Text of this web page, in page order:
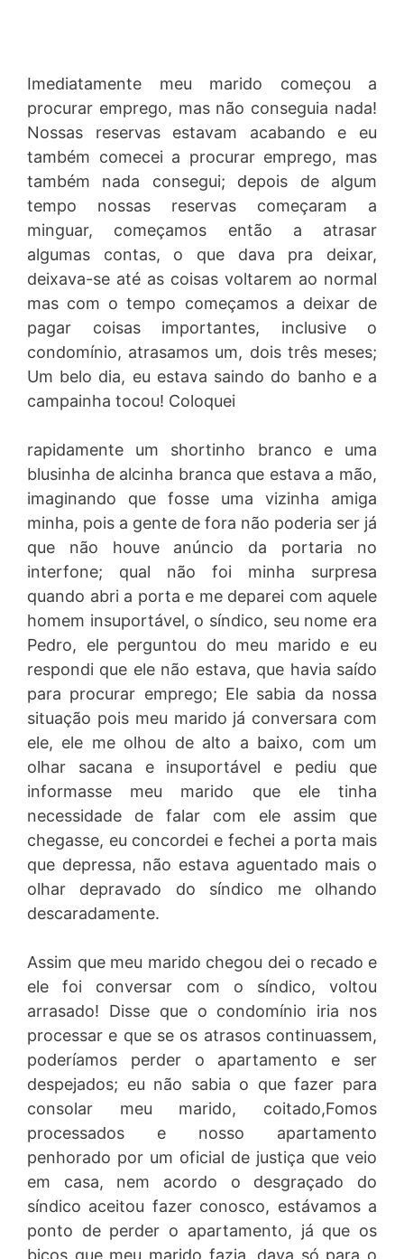
Imediatamente meu marido começou a
procurar emprego, mas não conseguia nada!
Nossas reservas estavam acabando e eu
também comecei a procurar emprego, mas
também nada consegui; depois de algum
tempo nossas reservas começaram a
minguar, começamos então a atrasar
algumas contas, o que dava pra deixar,
deixava-se até as coisas voltarem ao normal
mas com o tempo começamos a deixar de
pagar coisas importantes, inclusive o
condomínio, atrasamos um, dois três meses;
Um belo dia, eu estava saindo do banho e a
campainha tocou! Coloquei
rapidamente um shortinho branco e uma
blusinha de alcinha branca que estava a mão,
imaginando que fosse uma vizinha amiga
minha, pois a gente de fora não poderia ser já
que não houve anúncio da portaria no
interfone; qual não foi minha surpresa
quando abri a porta e me deparei com aquele
homem insuportável, o síndico, seu nome era
Pedro, ele perguntou do meu marido e eu
respondi que ele não estava, que havia saído
para procurar emprego; Ele sabia da nossa
situação pois meu marido já conversara com
ele, ele me olhou de alto a baixo, com um
olhar sacana e insuportável e pediu que
informasse meu marido que ele tinha
necessidade de falar com ele assim que
chegasse, eu concordei e fechei a porta mais
que depressa, não estava aguentado mais o
olhar depravado do síndico me olhando
descaradamente.
Assim que meu marido chegou dei o recado e
ele foi conversar com o síndico, voltou
arrasado! Disse que o condomínio iria nos
processar e que se os atrasos continuassem,
poderíamos perder o apartamento e ser
despejados; eu não sabia o que fazer para
consolar meu marido, coitado,Fomos
processados e nosso apartamento
penhorado por um oficial de justiça que veio
em casa, nem acordo o desgraçado do
síndico aceitou fazer conosco, estávamos a
ponto de perder o apartamento, já que os
bicos que meu marido fazia, dava só para o